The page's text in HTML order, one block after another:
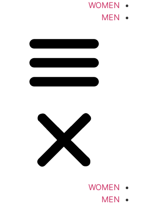
WOMEN
MEN
WOMEN
MEN